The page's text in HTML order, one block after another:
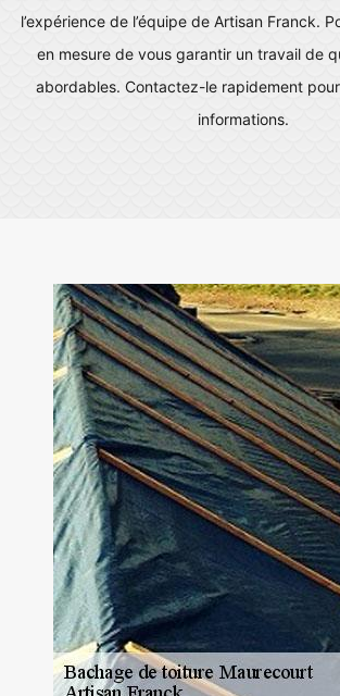
l’expérience de l’équipe de Artisan Franck.
en mesure de vous garantir un travail de
abordables. Contactez-le rapidement
informations.